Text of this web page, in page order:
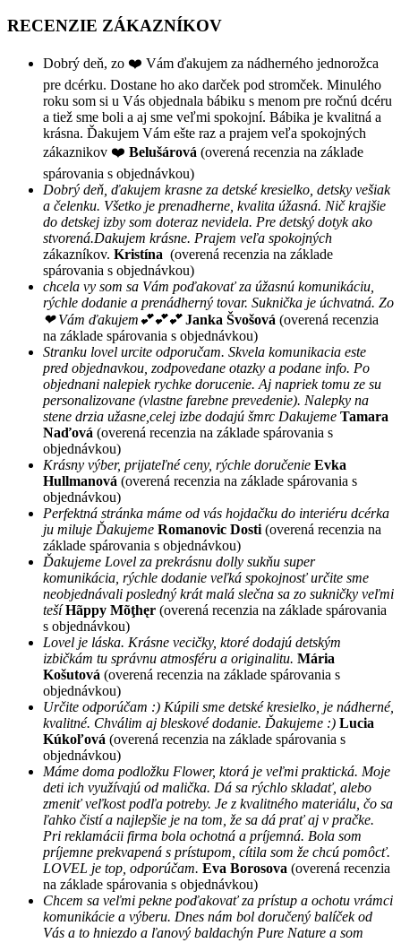
RECENZIE ZÁKAZNÍKOV
Dobrý deň, zo ❤️ Vám ďakujem za nádherného jednorožca
pre dcérku. Dostane ho ako darček pod stromček. Minulého
roku som si u Vás objednala bábiku s menom pre ročnú dcéru
a tiež sme boli a aj sme veľmi spokojní. Bábika je kvalitná a
krásna. Ďakujem Vám ešte raz a prajem veľa spokojných
zákaznikov ❤️ Belušárová (overená recenzia na základe
spárovania s objednávkou)
Dobrý deň, ďakujem krasne za detské kresielko, detsky vešiak
a čelenku. Všetko je prenadherne, kvalita úžasná. Nič krajšie
do detskej izby som doteraz nevidela. Pre detský dotyk ako
stvorená.Dakujem krásne. Prajem veľa spokojných
zákazníkov. Kristína (overená recenzia na základe
spárovania s objednávkou)
chcela vy som sa Vám poďakovať za úžasnú komunikáciu,
rýchle dodanie a prenádherný tovar. Suknička je úchvatná. Zo
❤ Vám ďakujem💕💕💕 Janka Švošová (overená recenzia
na základe spárovania s objednávkou)
Stranku lovel urcite odporučam. Skvela komunikacia este
pred objednavkou, zodpovedane otazky a podane info. Po
objednani nalepiek rychke dorucenie. Aj napriek tomu ze su
personalizovane (vlastne farebne prevedenie). Nalepky na
stene drzia užasne,celej izbe dodajú šmrc Dakujeme Tamara
Naďová (overená recenzia na základe spárovania s
objednávkou)
Krásny výber, prijateľné ceny, rýchle doručenie Evka
Hullmanová (overená recenzia na základe spárovania s
objednávkou)
Perfektná stránka máme od vás hojdačku do interiéru dcérka
ju miluje Ďakujeme Romanovic Dosti (overená recenzia na
základe spárovania s objednávkou)
Ďakujeme Lovel za prekrásnu dolly sukňu super
komunikácia, rýchle dodanie veľká spokojnosť určite sme
neobjednávali posledný krát malá slečna sa zo sukničky veľmi
tešíHãppy Mõţhęr (overená recenzia na základe spárovania
s objednávkou)
Lovel je láska. Krásne vecičky, ktoré dodajú detským
izbičkám tu správnu atmosféru a originalitu. Mária
Košutová (overená recenzia na základe spárovania s
objednávkou)
Určite odporúčam :) Kúpili sme detské kresielko, je nádherné,
kvalitné. Chválim aj bleskové dodanie. Ďakujeme :) Lucia
Kúkoľová (overená recenzia na základe spárovania s
objednávkou)
Máme doma podložku Flower, ktorá je veľmi praktická. Moje
deti ich využívajú od malička. Dá sa rýchlo skladať, alebo
zmeniť veľkost podľa potreby. Je z kvalitného materiálu, čo sa
ľahko čistí a najlepšie je na tom, že sa dá prať aj v pračke.
Pri reklamácii firma bola ochotná a príjemná. Bola som
príjemne prekvapená s prístupom, cítila som že chcú pomôcť.
LOVEL je top, odporúčam. Eva Borosova (overená recenzia
na základe spárovania s objednávkou)
Chcem sa veľmi pekne poďakovať za prístup a ochotu vrámci
komunikácie a výberu. Dnes nám bol doručený balíček od
Vás a to hniezdo a ľanový baldachýn Pure Nature a som